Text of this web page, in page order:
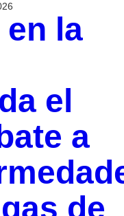
en la
el
a
de